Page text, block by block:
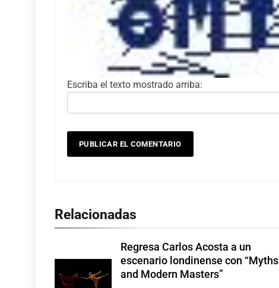
Escriba el texto mostrado arriba:
Relacionadas
Regresa Carlos Acosta a un
escenario londinense con “Myths
and Modern Masters”